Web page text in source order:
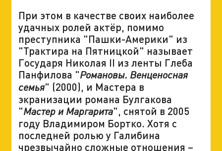
При этом в качестве своих наиболее
удачных ролей актёр, помимо
преступника "Пашки-Америки" из
"Трактира на Пятницкой" называет
Государя Николая II из ленты Глеба
Панфилова "Романовы. Венценосная
семья" (2000), и Мастера в
экранизации романа Булгакова
"Мастер и Маргарита", снятой в 2005
году Владимиром Бортко. Хотя с
последней ролью у Галибина
чрезвычайно сложные отношения –